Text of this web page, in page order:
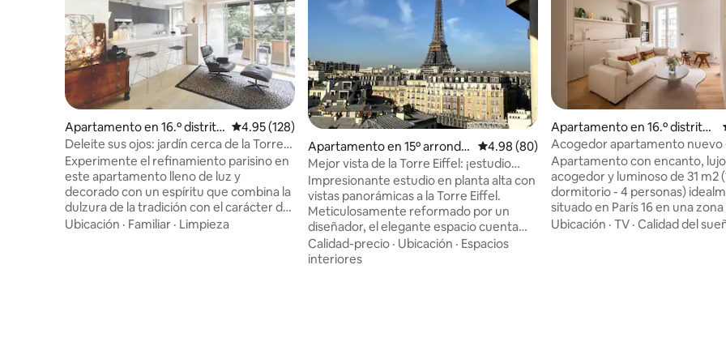
Apartamento en 16.º distrito
de París
Calificación promedio: 4.95 de 5, 128 reseñas
4.95 (128)
Deleite sus ojos: jardín cerca de la Torre
Eiffel
Experimente el refinamiento parisino en
este apartamento lleno de luz y
decorado con un espíritu que combina la
dulzura de la tradición con el carácter de
lo contemporáneo. Atemporal y
Ubicación · Familiar · Limpieza
Apartamento en 15º arrondis
sement de París
Calificación promedio: 4.98 de 5, 80 reseñas
4.98 (80)
Mejor vista de la Torre Eiffel: ¡estudio
reformado!
Impresionante estudio en planta alta con
vistas panorámicas a la Torre Eiffel.
Meticulosamente reformado por un
diseñador, el elegante espacio cuenta
con grandes ventanales, un encantador
balcón y una cama tamaño queen junto
Calidad-precio · Ubicación · Espacios
interiores
Apartamento en 16.º distrito
de París
Acogedor apartamento nuevo
Apartamento con encanto,
acogedor y luminoso de 31 m2
dormitorio - 4 personas)
situado en París 16 en una
cerca del Trocadero, y tranquilo
Ubicación · TV · Calidad del